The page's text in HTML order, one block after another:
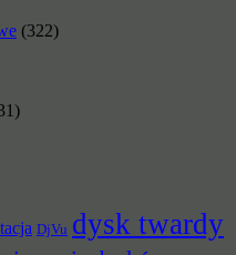
(322)
DjVu dysk twardy